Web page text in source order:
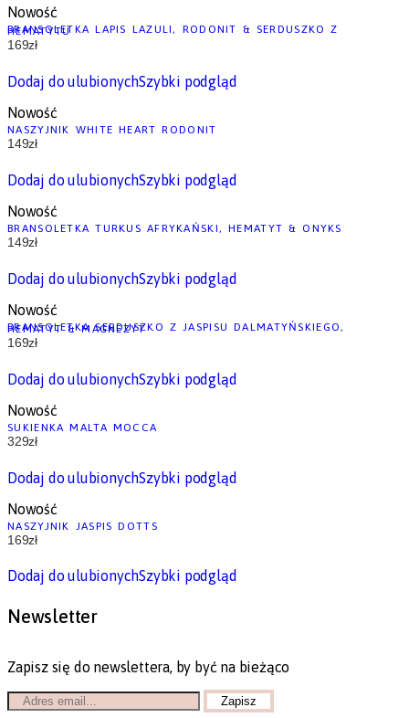
Nowość
BRANSOLETKA LAPIS LAZULI, RODONIT & SERDUSZKO Z HEMATYTU
169zł
Dodaj do ulubionychSzybki podgląd
Nowość
NASZYJNIK WHITE HEART RODONIT
149zł
Dodaj do ulubionychSzybki podgląd
Nowość
BRANSOLETKA TURKUS AFRYKAŃSKI, HEMATYT & ONYKS
149zł
Dodaj do ulubionychSzybki podgląd
Nowość
BRANSOLETKA SERDUSZKO Z JASPISU DALMATYŃSKIEGO, HEMATYT & MAGNEZYT
169zł
Dodaj do ulubionychSzybki podgląd
Nowość
SUKIENKA MALTA MOCCA
329zł
Dodaj do ulubionychSzybki podgląd
Nowość
NASZYJNIK JASPIS DOTTS
169zł
Dodaj do ulubionychSzybki podgląd
Newsletter
Zapisz się do newslettera, by być na bieżąco